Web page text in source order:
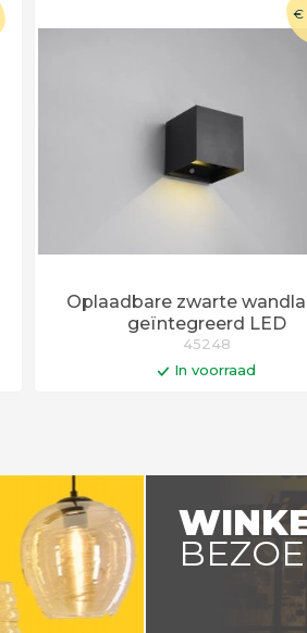
Oplaadbare zwarte
geïntegreerd LED
€
45248
In voorraad